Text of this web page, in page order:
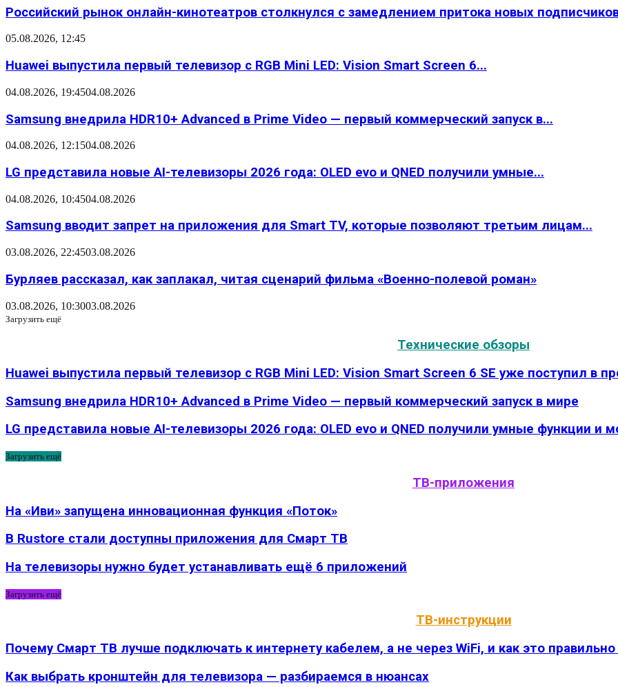
Российский рынок онлайн-кинотеатров столкнулся с замедлением притока новых
05.08.2026, 12:45
Huawei выпустила первый телевизор с RGB Mini LED: Vision Smart Screen 6...
04.08.2026, 19:4504.08.2026
Samsung внедрила HDR10+ Advanced в Prime Video — первый коммерческий запуск в...
04.08.2026, 12:1504.08.2026
LG представила новые AI-телевизоры 2026 года: OLED evo и QNED получили умные...
04.08.2026, 10:4504.08.2026
Samsung вводит запрет на приложения для Smart TV, которые позволяют третьим лицам...
03.08.2026, 22:4503.08.2026
Бурляев рассказал, как заплакал, читая сценарий фильма «Военно-полевой роман»
03.08.2026, 10:3003.08.2026
Загрузить ещё
Технические обзоры
Huawei выпустила первый телевизор с RGB Mini LED: Vision Smart Screen 6 SE уже поступил в
Samsung внедрила HDR10+ Advanced в Prime Video — первый коммерческий запуск в мире
LG представила новые AI-телевизоры 2026 года: OLED evo и QNED получили умные функции
Загрузить ещё
ТВ-приложения
На «Иви» запущена инновационная функция «Поток»
В Rustore стали доступны приложения для Смарт ТВ
На телевизоры нужно будет устанавливать ещё 6 приложений
Загрузить ещё
ТВ-инструкции
Почему Смарт ТВ лучше подключать к интернету кабелем, а не через WiFi, и как это
Как выбрать кронштейн для телевизора — разбираемся в нюансах